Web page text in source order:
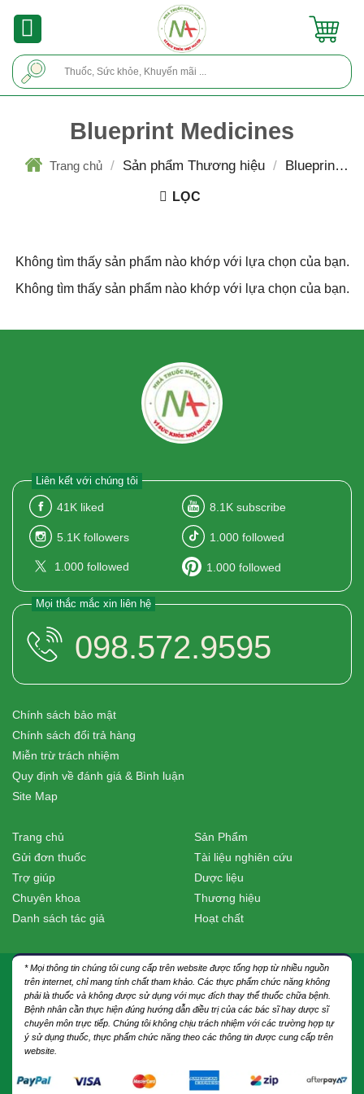
Blueprint Medicines
Trang chủ / Sản phẩm Thương hiệu /
Blueprint
LỌC
Không tìm thấy sản phẩm nào khớp với lựa chọn của bạn.
Không tìm thấy sản phẩm nào khớp với lựa chọn của bạn.
Liên kết với chúng tôi
41K liked 8.1K subscribe
5.1K followers 1.000 followed
1.000 followed 1.000 followed
Mọi thắc mắc xin liên hệ
098.572.9595
Chính sách bảo mật
Chính sách đổi trả hàng
Miễn trừ trách nhiệm
Quy định về đánh giá & Bình luận
Site Map
Trang chủ
Gửi đơn thuốc
Trợ giúp
Chuyên khoa
Danh sách tác giả
Sản Phẩm
Tài liệu nghiên cứu
Dược liệu
Thương hiệu
Hoạt chất
* Mọi thông tin chúng tôi cung cấp trên website được tổng hợp từ nhiều nguồn
trên internet, chỉ mang tính chất tham khảo. Các thực phẩm chức năng không
phải là thuốc và không được sử dụng với mục đích thay thế thuốc chữa bệnh.
Bệnh nhân cần thực hiện đúng hướng dẫn điều trị của các bác sĩ hay dược sĩ
chuyên môn trực tiếp. Chúng tôi không chịu trách nhiệm với các trường hợp tự
ý sử dụng thuốc, thực phẩm chức năng theo các thông tin được cung cấp trên
website.